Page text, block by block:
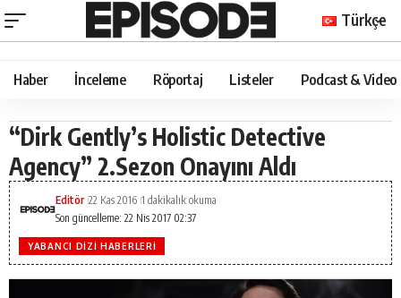
Türkçe
Haber İnceleme Röportaj Listeler Podcast & Video
“Dirk Gently’s Holistic Detective
Agency” 2.Sezon Onayını Aldı
Son güncelleme: 22 Nis 2017 02:37
Editör 22 Kas 2016 1 dakikalık okuma
YABANCI DIZI HABERLERI